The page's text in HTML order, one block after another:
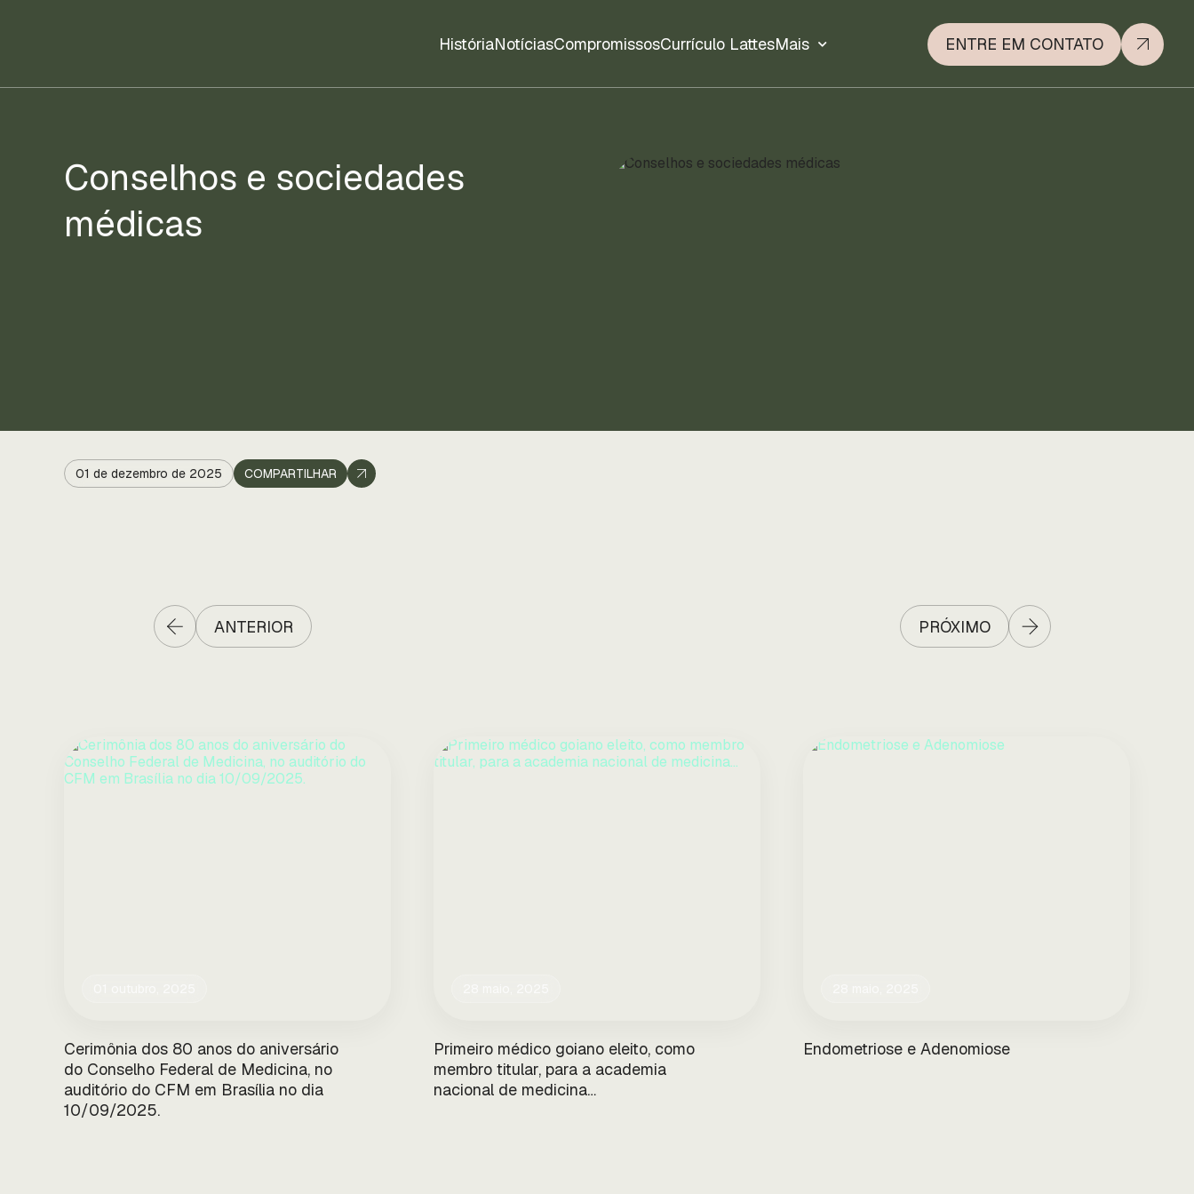
HistóriaNotíciasCompromissosCurrículo LattesMais ENTRE EM CONTATO
Conselhos e sociedades
médicas
01 de dezembro de 2025 COMPARTILHAR
ANTERIOR PRÓXIMO
Cerimônia dos 80 anos do aniversário
do Conselho Federal de Medicina, no
auditório do CFM em Brasília no dia
10/09/2025.
Primeiro médico goiano eleito, como
membro titular, para a academia
nacional de medicina…
Endometriose e Adenomiose